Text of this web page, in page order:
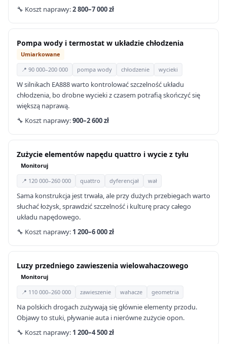
🔧 Koszt naprawy:2 800–7 000 zł
Pompa wody i termostat w układzie chłodzenia
Umiarkowane
📍 90 000–200 000
pompa wody chłodzenie wycieki
W silnikach EA888 warto kontrolować szczelność układu
chłodzenia, bo drobne wycieki z czasem potrafią skończyć się
większą naprawą.
🔧 Koszt naprawy:900–2 600 zł
Zużycie elementów napędu quattro i wycie z tyłu
Monitoruj
📍 120 000–260 000
quattro dyferencjał wał
Sama konstrukcja jest trwała, ale przy dużych przebiegach warto
słuchać łożysk, sprawdzić szczelność i kulturę pracy całego
układu napędowego.
🔧 Koszt naprawy: 1 200–6 000 zł
Luzy przedniego zawieszenia wielowahaczowego
Monitoruj
📍 110 000–260 000
zawieszenie wahacze geometria
Na polskich drogach zużywają się głównie elementy przodu.
Objawy to stuki, pływanie auta i nierówne zużycie opon.
🔧 Koszt naprawy: 1 200–4 500 zł